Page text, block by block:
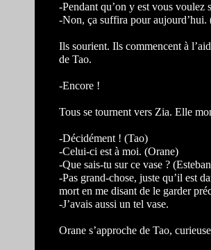
-Pendant qu’on y est vous voulez
-Non, ça suffira pour aujourd’hui.
Ils sourient. Ils commencent à
de Tao.
-Encore !
Tous se tournent vers Zia. Elle
-Décidément ! (Tao)
-Celui-ci est à moi. (Orane)
-Que sais-tu sur ce vase ?
-Pas grand-chose, juste qu’il est
mort en me disant de le garder
-J’avais aussi un tel vase.
Orane s’approche de Tao,